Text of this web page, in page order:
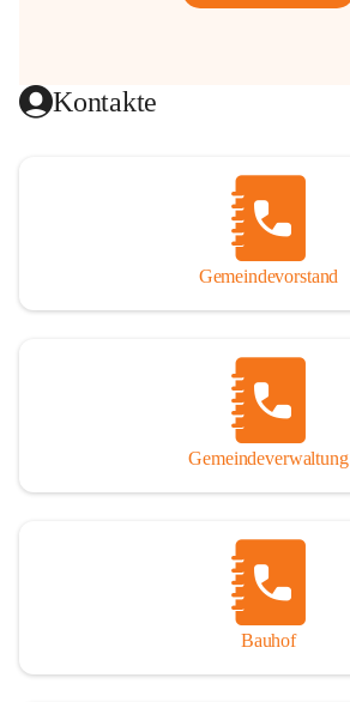
Kontakte
Gemeindevorstand
Gemeindeverwaltung
Bauhof